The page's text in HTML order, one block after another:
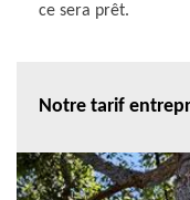
ce sera prêt.
Notre tarif